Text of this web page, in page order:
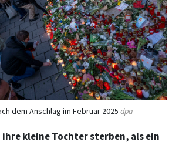
dem Anschlag im Februar 2025 dpa
kleine Tochter sterben, als ein